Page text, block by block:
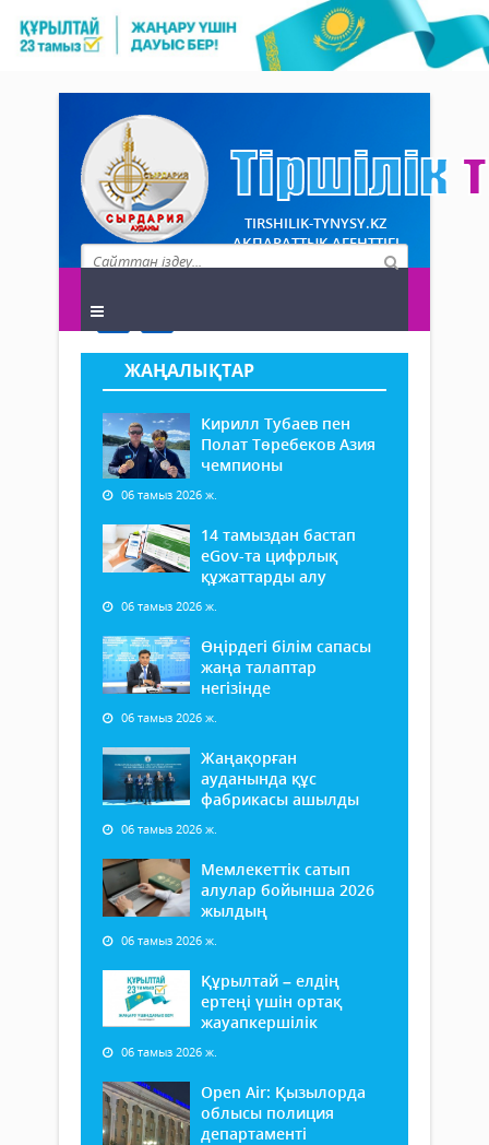
TIRSHILIK-TYNYSY.KZ
АҚПАРАТТЫҚ АГЕНТТІГІ
ЖАҢАЛЫҚТАР
Кирилл Тубаев пен
Полат Төребеков Азия
чемпионы
06 тамыз 2026 ж.
14 тамыздан бастап
еGov-та цифрлық
құжаттарды алу
06 тамыз 2026 ж.
Өңірдегі білім сапасы
жаңа талаптар
негізінде
06 тамыз 2026 ж.
Жаңақорған
ауданында құс
фабрикасы ашылды
06 тамыз 2026 ж.
Мемлекеттік сатып
алулар бойынша 2026
жылдың
06 тамыз 2026 ж.
Құрылтай – елдің
ертеңі үшін ортақ
жауапкершілік
06 тамыз 2026 ж.
Open Air: Қызылорда
облысы полиция
департаменті